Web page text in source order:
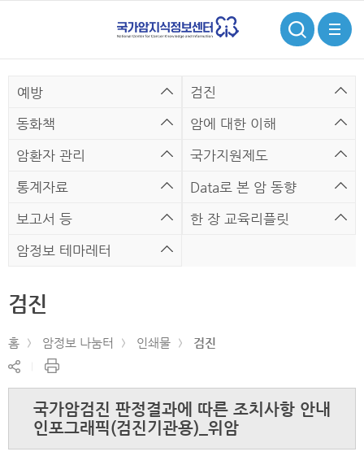
검
색
전
체
메
뉴
예방
검진
동화책
암에 대한 이해
암환자 관리
국가지원제도
통계자료
Data로 본 암 동향
보고서 등
한 장 교육리플릿
암정보 테마레터
검진
홈 암정보 나눔터 인쇄물 검진
공
유
현
이
지
인
쇄
국가암검진 판정결과에 따른 조치사항 안내
인포그래픽(검진기관용)_위암